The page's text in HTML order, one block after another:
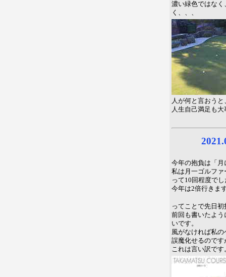
濃い緑色ではな
く、、、
人が何と言おうと
人生自己満足も大
今年の抱負は「
私は月一ゴルフ
って10回程度でし
今年は2倍行きま
ってことで先日
前回も書いたよ
いです。
風がなければ私
誤魔化せるのです
これは言い訳です